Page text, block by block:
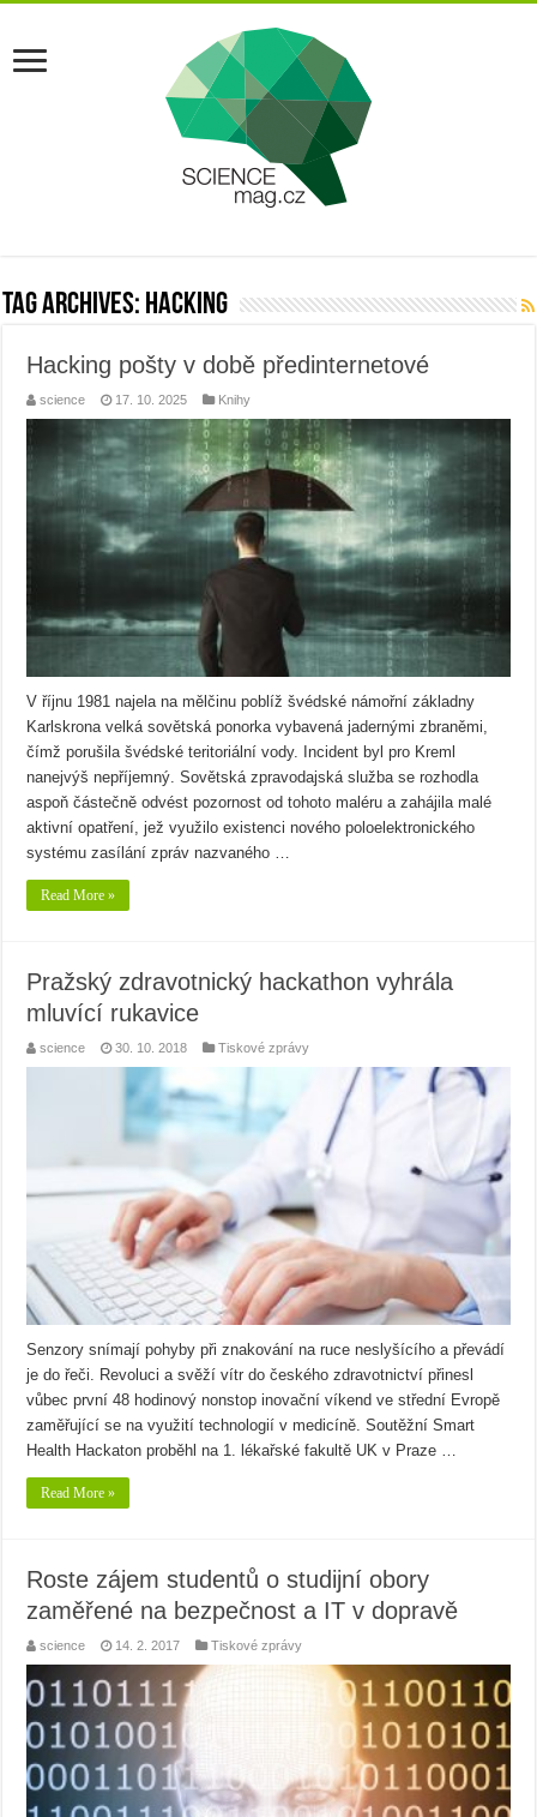
Tag Archives: hacking
Hacking pošty v době předinternetové
science 17. 10. 2025 Knihy
V říjnu 1981 najela na mělčinu poblíž švédské námořní základny
Karlskrona velká sovětská ponorka vybavená jadernými zbraněmi,
čímž porušila švédské teritoriální vody. Incident byl pro Kreml
nanejvýš nepříjemný. Sovětská zpravodajská služba se rozhodla
aspoň částečně odvést pozornost od tohoto maléru a zahájila malé
aktivní opatření, jež využilo existenci nového poloelektronického
systému zasílání zpráv nazvaného …
Read More »
Pražský zdravotnický hackathon vyhrála
mluvící rukavice
science 30. 10. 2018 Tiskové zprávy
Senzory snímají pohyby při znakování na ruce neslyšícího a převádí
je do řeči. Revoluci a svěží vítr do českého zdravotnictví přinesl
vůbec první 48 hodinový nonstop inovační víkend ve střední Evropě
zaměřující se na využití technologií v medicíně. Soutěžní Smart
Health Hackaton proběhl na 1. lékařské fakultě UK v Praze …
Read More »
Roste zájem studentů o studijní obory
zaměřené na bezpečnost a IT v dopravě
science 14. 2. 2017 Tiskové zprávy